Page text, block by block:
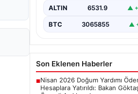
olma hayalini 34 yıl boyunca…
ALTIN 6531.9 ▲
BTC 3065855 ▲
Son Eklenen Haberler
■Nisan 2026 Doğum Yardımı
Hesaplara Yatırıldı: Bakan